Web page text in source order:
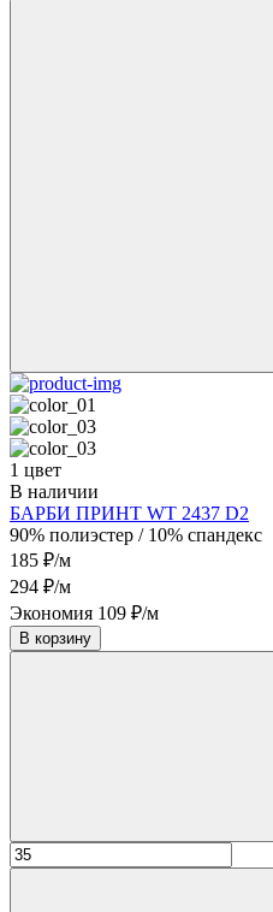
1 цвет
В наличии
БАРБИ ПРИНТ WT 2437 D2
90% полиэстер / 10% спандекс
185 ₽/м
294 ₽/м
Экономия 109 ₽/м
В корзину